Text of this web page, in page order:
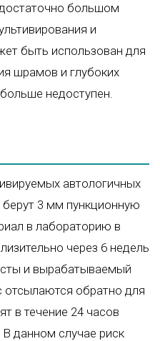
большом
и
быть использован для
шрамов и глубоких
недоступен.
автологичных
3 мм пункционную
в лабораторию в
через 6 недель
и вырабатываемый
отсылаются обратно для
в течение 24 часов
В данном случае риск